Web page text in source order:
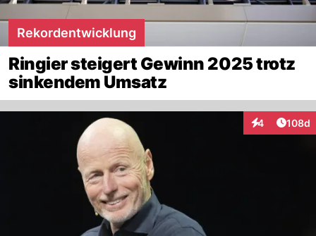
Rekordentwicklung
Ringier steigert Gewinn 2025 trotz
sinkendem Umsatz
4
Interaktionen
108d